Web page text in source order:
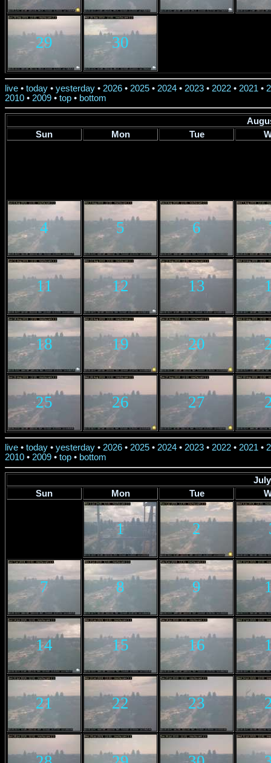
29 30
live • today • yesterday • 2026 • 2025 • 2024 • 2023 • 2022 • 2021 •
2010 • 2009 • top • bottom
Sun
Mon Tue
4 5 6
11 12 13
18 19 20
25 26 27
live • today • yesterday • 2026 • 2025 • 2024 • 2023 • 2022 • 2021 •
2010 • 2009 • top • bottom
Sun
Mon Tue
1 2
7 8 9
14 15 16
21 22 23